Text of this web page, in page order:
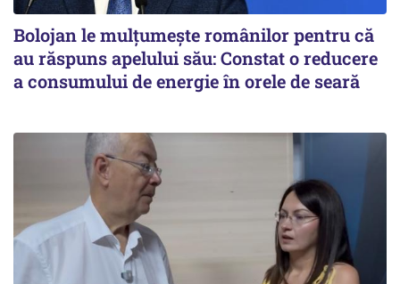
Bolojan le mulțumește românilor pentru că
au răspuns apelului său: Constat o reducere
a consumului de energie în orele de seară